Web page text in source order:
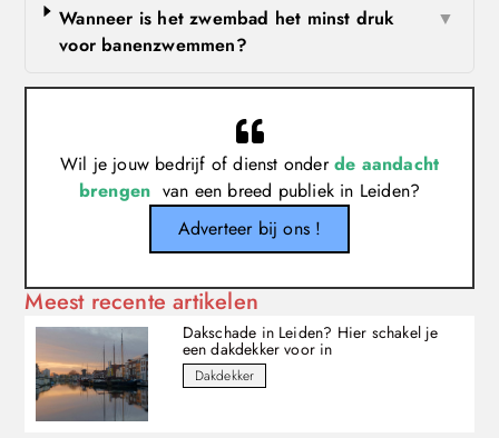
Wanneer is het zwembad het minst druk
voor banenzwemmen?
▼
Wil je jouw bedrijf of dienst onderde aandacht
brengen van een breed publiek in Leiden?
Adverteer bij ons !
Meest recente artikelen
Dakschade in Leiden? Hier schakel je
een dakdekker voor in
Dakdekker